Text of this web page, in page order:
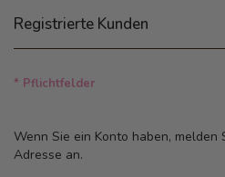
Registrierte Kunden
* Pflichtfelder
Wenn Sie ein Konto haben, melden
Adresse an.